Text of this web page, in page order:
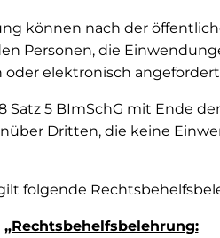
können nach der
Personen, die
elektronisch
Satz 5 BImSchG mit Ende
Dritten, die keine
folgende
„Rechtsbehelfsbelehrung: